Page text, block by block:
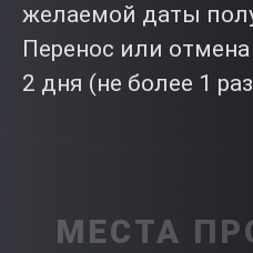
желаемой даты
Перенос или
2 дня (не более 1
МЕСТА